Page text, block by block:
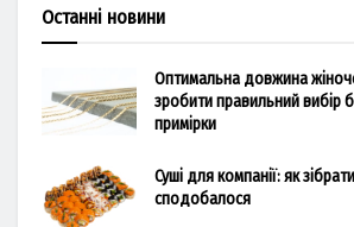
Останні новини
Оптимальна довжина
зробити правильний вибір
примірки
Суші для компанії: як
сподобалося